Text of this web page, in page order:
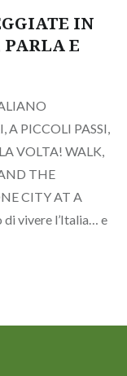
IN
E
PICCOLI PASSI,
VOLTA! WALK,
THE
CITY AT A
vivere l’Italia… e